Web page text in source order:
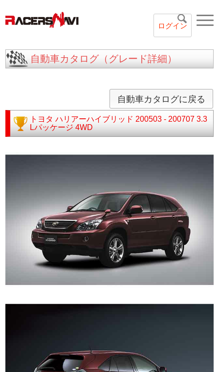
ログイン
自動車カタログ（グレード詳細）
自動車カタログに戻る
トヨタ ハリアーハイブリッド 200503 - 200707 3.3
Lパッケージ 4WD